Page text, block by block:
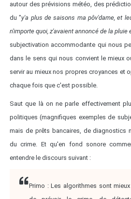
autour des prévisions météo, des
du "y'a plus de saisons ma pôv'dame, et
n'importe quoi, z'avaient annoncé de la pluie
subjectivation accommodante qui nous
dans le sens qui nous convient le mieux
servir au mieux nos propres croyances et
chaque fois que c'est possible.
Saut que là on ne parle effectivement
politiques (magnifiques exemples de
mais de prêts bancaires, de diagnostics
du crime. Et qu'en fond sonore
entendre le discours suivant :
Primo : Les algorithmes sont